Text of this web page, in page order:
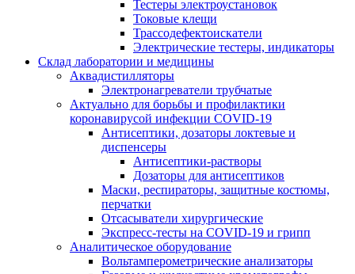
Тестеры электроустановок
Токовые клещи
Трассодефектоискатели
Электрические тестеры, индикаторы
Склад лаборатории и медицины
Аквадистилляторы
Электронагреватели трубчатые
Актуально для борьбы и профилактики
коронавирусой инфекции COVID-19
Антисептики, дозаторы локтевые и
диспенсеры
Антисептики-растворы
Дозаторы для антисептиков
Маски, респираторы, защитные костюмы,
перчатки
Отсасыватели хирургические
Экспресс-тесты на COVID-19 и грипп
Аналитическое оборудование
Вольтамперометрические анализаторы